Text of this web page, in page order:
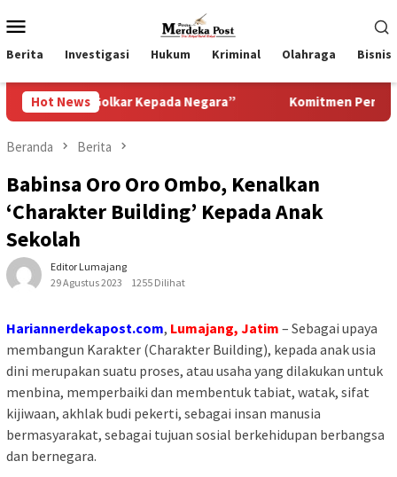
ke
kontenMobile
Berita Investigasi Hukum Kriminal Olahraga Bisnis
Hot News
Kepada Negara” Komitmen Pemkab Pasuruan
Beranda Berita
Babinsa Oro Oro Ombo, Kenalkan
‘Charakter Building’ Kepada Anak
Sekolah
Editor Lumajang
29 Agustus 2023
1255 Dilihat
Hariannerdekapost.com, Lumajang, Jatim – Sebagai upaya
membangun Karakter (Charakter Building), kepada anak usia
dini merupakan suatu proses, atau usaha yang dilakukan untuk
menbina, memperbaiki dan membentuk tabiat, watak, sifat
kijiwaan, akhlak budi pekerti, sebagai insan manusia
bermasyarakat, sebagai tujuan sosial berkehidupan berbangsa
dan bernegara.